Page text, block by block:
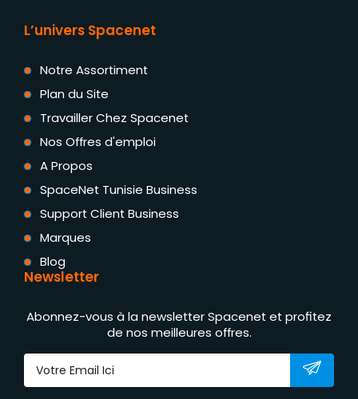
L’univers Spacenet
Notre Assortiment
Plan du Site
Travailler Chez Spacenet
Nos Offres d'emploi
A Propos
SpaceNet Tunisie Business
Support Client Business
Marques
Blog
Newsletter
Abonnez-vous à la newsletter Spacenet et profitez
de nos meilleures offres.